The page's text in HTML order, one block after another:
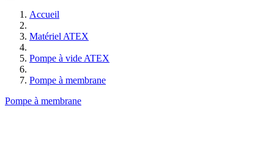
Accueil
Matériel ATEX
Pompe à vide ATEX
Pompe à membrane
Pompe à membrane